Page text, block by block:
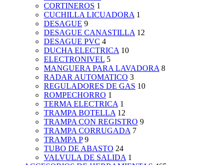
CORTINEROS 1
CUCHILLA LICUADORA 1
DESAGUE 9
DESAGUE CANASTILLA 12
DESAGUE PVC 4
DUCHA ELECTRICA 10
ELECTRONIVEL 5
MANGUERA PARA LAVADORA 8
RADAR AUTOMATICO 3
REGULADORES DE GAS 10
ROMPECHORRO 1
TERMA ELECTRICA 1
TRAMPA BOTELLA 12
TRAMPA CON REGISTRO 9
TRAMPA CORRUGADA 7
TRAMPA P 9
TUBO DE ABASTO 24
VALVULA DE SALIDA 1